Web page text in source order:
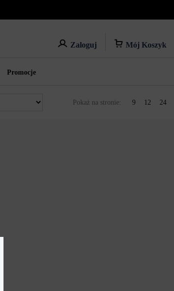
Zaloguj Mój Koszyk
Promocje
Pokaż na stronie: 9 12 24